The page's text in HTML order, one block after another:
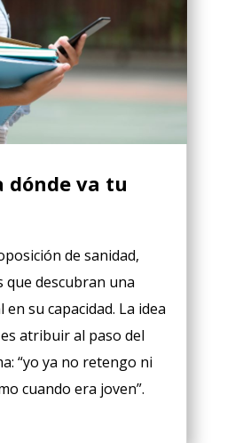
dónde va tu
de sanidad,
descubran una
su capacidad. La idea
atribuir al paso del
“yo ya no retengo ni
cuando era joven”.